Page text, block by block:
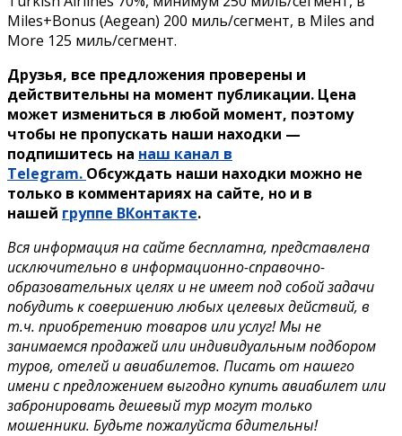
Miles+Bonus (Aegean) 200 миль/сегмент, в Miles and
More 125 миль/сегмент.
Друзья, все предложения проверены и
действительны на момент публикации. Цена
может измениться в любой момент, поэтому
чтобы не пропускать наши находки —
подпишитесь на наш канал в
Telegram. Обсуждать наши находки можно не
только в комментариях на сайте, но и в
нашей группе ВКонтакте.
Вся информация на сайте бесплатна, представлена
исключительно в информационно-справочно-
образовательных целях и не имеет под собой задачи
побудить к совершению любых целевых действий, в
т.ч. приобретению товаров или услуг! Мы не
занимаемся продажей или индивидуальным подбором
туров, отелей и авиабилетов. Писать от нашего
имени с предложением выгодно купить авиабилет или
забронировать дешевый тур могут только
мошенники. Будьте пожалуйста бдительны!